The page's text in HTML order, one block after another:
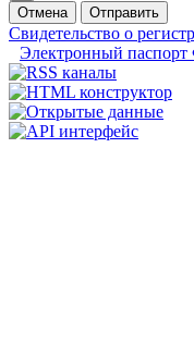
Отмена
Отправить
Свидетельство о
Электронный